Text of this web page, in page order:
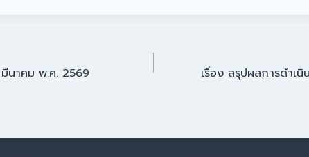
มีนาคม พ.ศ. 2569 เรื่อง สรุปผลการดำเ